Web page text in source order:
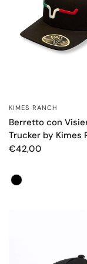
OCCHIATA
KIMES RANCH
Berretto con
Trucker by Kimes
€42,00
Color